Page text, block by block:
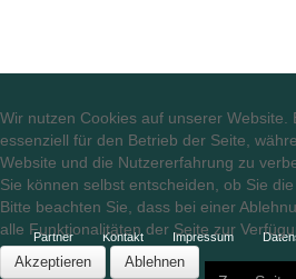
Partner Kontakt Impressum
Wir nutzen Cookies auf unserer Website.
essenziell für den Betrieb der Seite,
Website und die Nutzererfahrung zu
Sie können selbst entscheiden, ob Sie
Bitte beachten Sie, dass bei einer
alle Funktionalitäten der Seite zur
Akzeptieren Ablehnen